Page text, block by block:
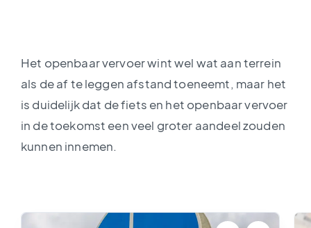
Het openbaar vervoer wint wel wat aan terrein
als de af te leggen afstand toeneemt, maar het
is duidelijk dat de fiets en het openbaar vervoer
in de toekomst een veel groter aandeel zouden
kunnen innemen.